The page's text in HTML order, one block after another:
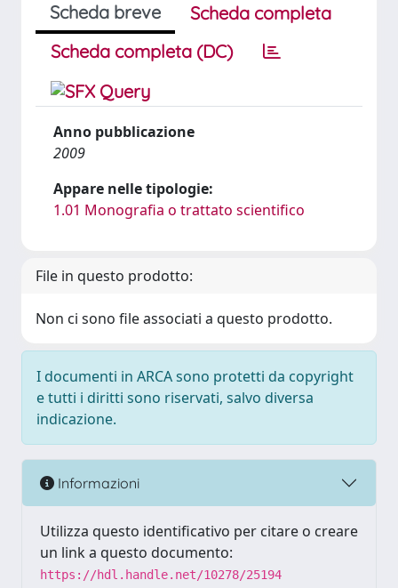
Scheda breve
Scheda completa
Scheda completa (DC)
Anno pubblicazione
2009
Appare nelle tipologie:
1.01 Monografia o trattato scientifico
File in questo prodotto:
Non ci sono file associati a questo prodotto.
I documenti in ARCA sono protetti da copyright
e tutti i diritti sono riservati, salvo diversa
indicazione.
Informazioni
Utilizza questo identificativo per citare o creare
un link a questo documento:
https://hdl.handle.net/10278/25194